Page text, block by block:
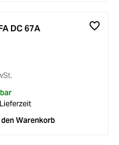
DC 67A
den Warenkorb